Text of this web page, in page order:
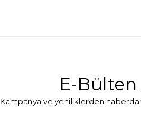
E-
Kampanya ve yeniliklerden